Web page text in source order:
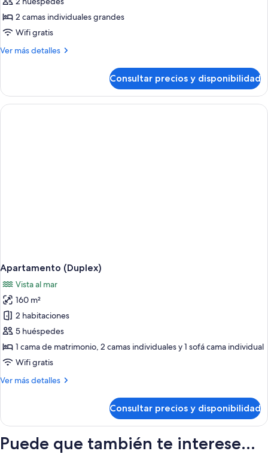
2 camas individuales grandes
Wifi gratis
Ver más detalles
Más
Deluxe
con
2
Consultar precios y disponibilidad
Apartamento (Duplex)
Vista al mar
160 m²
2 habitaciones
5 huéspedes
1 cama de matrimonio, 2 camas individuales y 1 sofá cama individual
Wifi gratis
Ver más detalles
Más
(Duplex)
Consultar precios y disponibilidad
Puede que también te interese...